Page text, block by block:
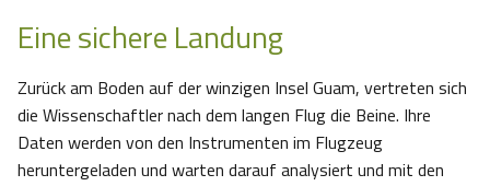
Eine sichere Landung
Zurück am Boden auf der winzigen Insel Guam, vertreten sich
die Wissenschaftler nach dem langen Flug die Beine. Ihre
Daten werden von den Instrumenten im Flugzeug
heruntergeladen und warten darauf analysiert und mit den